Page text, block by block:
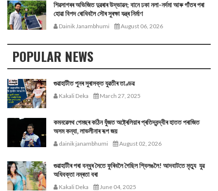
শিৱসাগৰৰ অভিজিত দুৱৰাৰ উদ্ভাৱন; বানে ঢকা নলা-নৰ্দমা আৰু গাঁতৰ পৰা
হোৱা বিপদ ৰোধিবলৈ সৌৰ সুৰক্ষা যন্ত্ৰ নিৰ্মাণ
Dainik Janambhumi August 06, 2026
POPULAR NEWS
গুৱাহাটীত পুনৰ সুৰাসক্ত যুৱতীৰ তাণ্ডৱ
Kakali Deka March 27, 2025
কমনৱেলথ গেমছৰ কঠিন যুঁজত অষ্ট্ৰেলিয়াৰ প্ৰতিদ্বন্দ্বীৰ হাতত পৰাজিত
অসম কন্যা, লাভলীনাৰ ৰূপ জয়
dainik janambhumi August 02, 2026
গুৱাহাটীৰ পৰা বন্ধুৰ সৈতে ফুৰিবলৈ গৈছিল শ্বিলঙলৈ! আদবাটতে মৃত্যু যুৱ
অধিবক্তা নম্ৰতা বৰা
Kakali Deka June 04, 2025